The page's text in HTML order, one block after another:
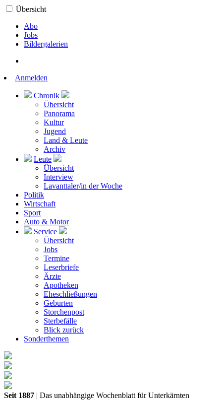
Übersicht
Abo
Jobs
Bildergalerien
Anmelden
Chronik
Übersicht
Panorama
Kultur
Jugend
Land & Leute
Archiv
Leute
Übersicht
Interview
Lavanttaler/in der Woche
Politik
Wirtschaft
Sport
Auto & Motor
Service
Übersicht
Jobs
Termine
Leserbriefe
Ärzte
Apotheken
Eheschließungen
Geburten
Storchenpost
Sterbefälle
Blick zurück
Sonderthemen
Seit 1887 | Das unabhängige Wochenblatt für Unterkärnten